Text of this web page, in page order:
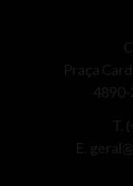
Praça
4890-
T.
E.